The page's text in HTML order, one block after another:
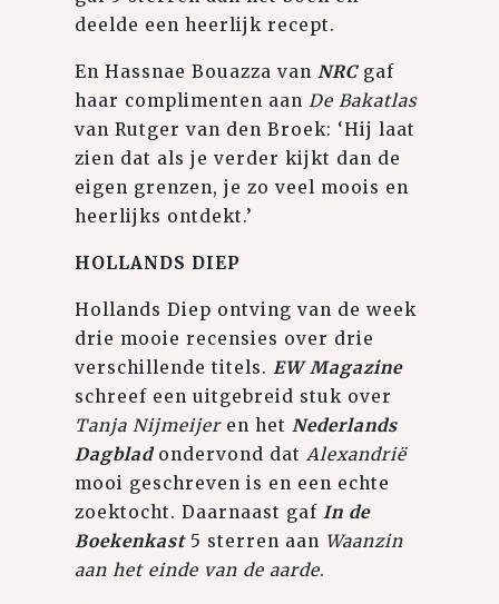
deelde een heerlijk recept.
En Hassnae Bouazza van NRCgaf
haar complimenten aan De Bakatlas
van Rutger van den Broek: ‘Hij laat
zien dat als je verder kijkt dan de
eigen grenzen, je zo veel moois en
heerlijks ontdekt.’
HOLLANDS DIEP
Hollands Diep ontving van de week
drie mooie recensies over drie
verschillende titels. EW Magazine
schreef een uitgebreid stuk over
Tanja Nijmeijeren het Nederlands
Dagbladondervond dat Alexandrië
mooi geschreven is en een echte
zoektocht. Daarnaast gaf In de
Boekenkast5 sterren aan Waanzin
aan het einde van de aarde.